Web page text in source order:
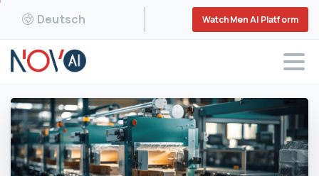
Deutsch WatchMen AI Platform